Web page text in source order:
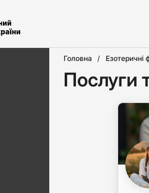
Головна Езотеричні
Послуги